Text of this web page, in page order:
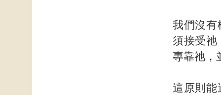
我們沒有
須接受祂
專靠祂，
這原則能